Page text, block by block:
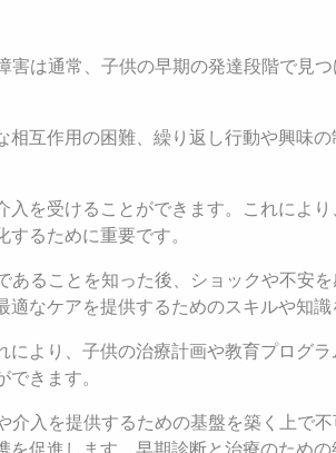
は通常、子供の早期の発達段階で見
互作用の困難、繰り返し行動や興味の
を受けることができます。これによ
るために重要です。
ることを知った後、ショックや不安
なケアを提供するためのスキルや知識
より、子供の治療計画や教育プログ
きます。
入を提供するための基盤を築く上で
促進します。早期診断と治療のための